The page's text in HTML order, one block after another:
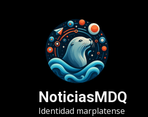
NoticiasMDQ
Identidad marplatense